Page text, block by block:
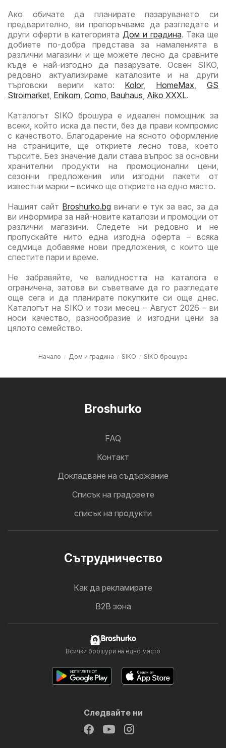
Ако обичате да планирате пазаруването си
предварително, ви препоръчваме да разгледате и
други оферти в категорията Дом и градина. Така ще
добиете по-добра представа за намаленията в
различни магазини и ще можете лесно да сравните
къде е най-изгодно да пазарувате. Освен SIKO,
редовно актуализираме каталозите и на други
търговски вериги като: Kolor, HomeMax,GS
Stroimarket, Enikom, Como, Bauhaus, Aiko XXXL.
Каталогът SIKO брошура е идеален помощник за
всеки, който иска да пести, без да прави компромис
с качеството. Благодарение на ясното оформление
на страниците, ще откриете лесно това, което
търсите. Без значение дали става въпрос за основни
хранителни продукти на промоционални цени,
сезонни предложения или изгодни пакети от
известни марки – всичко ще откриете на едно място.
Нашият сайт Broshurko.bg винаги е тук за вас, за да
ви информира за най-новите каталози и промоции от
различни магазини. Следете ни редовно и не
пропускайте нито една изгодна оферта – всяка
седмица добавяме нови предложения, с които ще
спестите пари и време.
Не забравяйте, че валидността на каталога е
ограничена, затова ви съветваме да го разгледате
още сега и да планирате покупките си още днес.
Каталогът на SIKO и този месец – Август 2026 – ви
носи качество, разнообразие и изгодни цени за
цялото семейство.
Начало Дом и градина SIKO SIKO брошура
Broshurko
FAQ
Контакт
Докладване на съдържание
Cписък на градовете
списък на продукти
Cътрудничество
Как да рекламирате
B2B зона
Broshurko
Всички брошури на едно място
Следвайте ни